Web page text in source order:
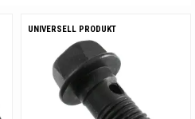
UNIVERSELL PRODUKT